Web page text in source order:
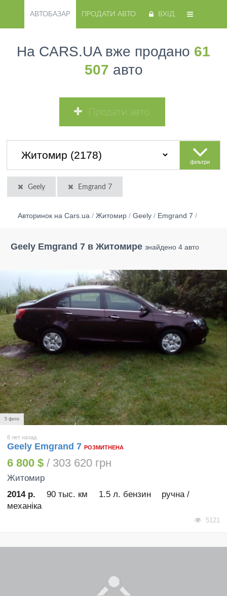
АВТОБАЗАР ПРОДАТИ АВТО ВХІД
На CARS.UA вже продано 61
507 авто
Продати авто
фільтри
Geely Emgrand 7
Авторинок на Cars.ua / Житомир / Geely / Emgrand 7 /
Geely Emgrand 7 в Житомире знайдено 4 авто
5 фото
8 лет назад
Geely Emgrand 7 РОЗМИТНЕНА
6 800 $ / 303 620 грн
Житомир
2014 р.
90 тыс. км 1.5 л. бензин
ручна /
механіка
5121